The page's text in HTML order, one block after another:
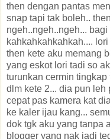
then dengan pantas
snap tapi tak boleh..
ngeh..ngeh..ngeh...
kahkahkahkahkah....
then kete aku memang
yang eskot lori tadi so
turunkan cermin tingkap
dlm kete 2... dia pun
cepat pas kamera kat
ke kaler ijau kang...
dok tgk aku yang tanpa
blogger yang nak jadi